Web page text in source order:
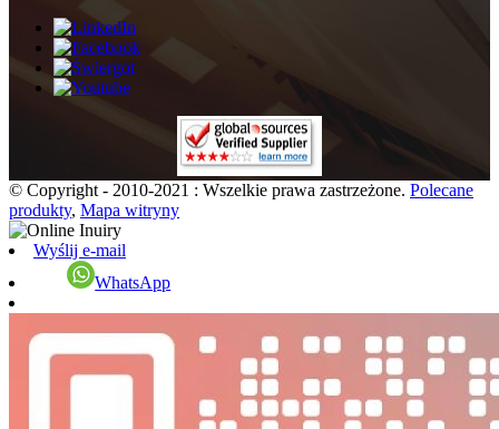
© Copyright - 2010-2021 : Wszelkie prawa zastrzeżone. Polecane
produkty, Mapa witryny
Wyślij e-mail
WhatsApp